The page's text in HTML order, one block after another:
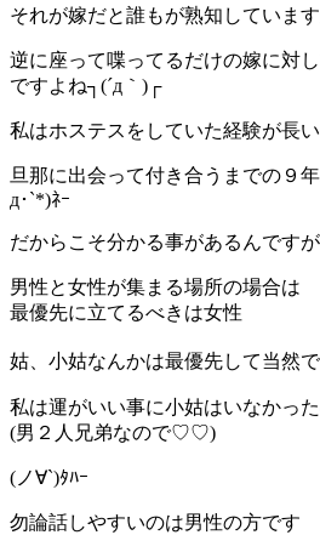
それが嫁だと誰もが熟知していま
逆に座って喋ってるだけの嫁に対
ですよね┐(´д｀)┌
私はホステスをしていた経験が長
旦那に出会って付き合うまでの９
д･`*)ﾈｰ
だからこそ分かる事があるんですが
男性と女性が集まる場所の場合は
最優先に立てるべきは女性
私は運がいい事に小姑はいなかっ
(男２人兄弟なので♡♡)
(ノ∀`)ﾀﾊｰ
勿論話しやすいのは男性の方です